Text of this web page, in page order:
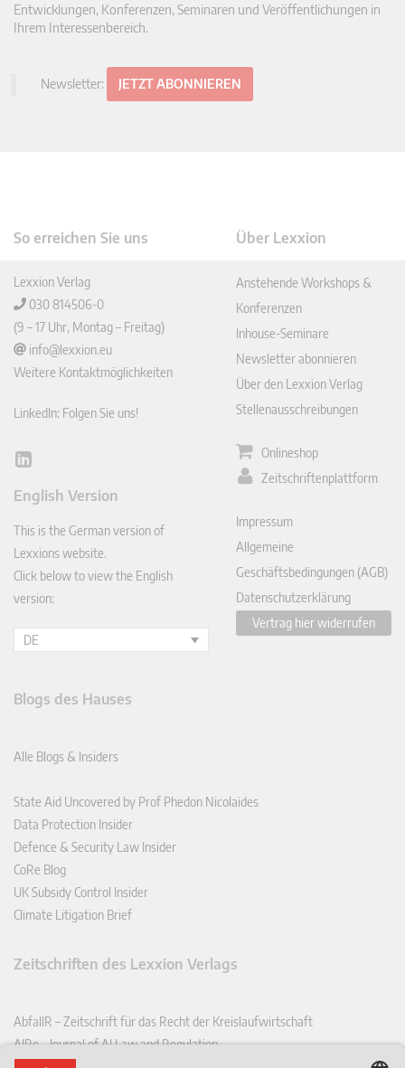
Entwicklungen, Konferenzen, Seminaren und Veröffentlichungen in
Ihrem Interessenbereich.
Newsletter: JETZT ABONNIEREN
So erreichen Sie uns
Lexxion Verlag
030 814506-0
(9 – 17 Uhr, Montag – Freitag)
info@lexxion.eu
Weitere Kontaktmöglichkeiten
LinkedIn: Folgen Sie uns!
Lin
In
English Version
This is the German version of
Lexxions website.
Click below to view the English
version:
DE
Über Lexxion
Anstehende Workshops &
Konferenzen
Inhouse-Seminare
Newsletter abonnieren
Über den Lexxion Verlag
Stellenausschreibungen
Onlineshop
Zeitschriftenplattform
Impressum
Allgemeine
Geschäftsbedingungen (AGB)
Datenschutzerklärung
Vertrag hier widerrufen
Blogs des Hauses
Alle Blogs & Insiders
State Aid Uncovered by Prof Phedon Nicolaides
Data Protection Insider
Defence & Security Law Insider
CoRe Blog
UK Subsidy Control Insider
Climate Litigation Brief
Zeitschriften des Lexxion Verlags
AbfallR – Zeitschrift für das Recht der Kreislaufwirtschaft
AIRe – Journal of AI Law and Regulation